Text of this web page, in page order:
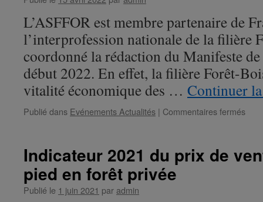
sur
pied
en
forêt
L’ASFFOR est membre partenaire de
l’interprofession nationale de la filière
coordonné la rédaction du Manifeste
début 2022. En effet, la filière Forêt-
vitalité économique des … Continuer
Publié dans Evénements Actualités | Commentaires fermés
Indicateur 2021 du prix de
pied en forêt privée
Publié le 1 juin 2021 par admin